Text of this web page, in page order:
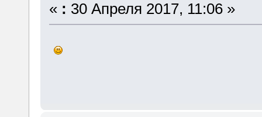
« : 30 Апреля 2017, 11:06 »